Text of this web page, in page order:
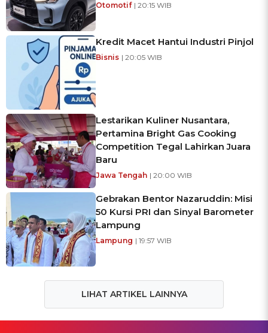
Otomotif | 20:15 WIB
Kredit Macet Hantui Industri Pinjol
Bisnis | 20:05 WIB
Lestarikan Kuliner Nusantara,
Pertamina Bright Gas Cooking
Competition Tegal Lahirkan Juara
Baru
Jawa Tengah | 20:00 WIB
Gebrakan Bentor Nazaruddin: Misi
50 Kursi PRI dan Sinyal Barometer
Lampung
Lampung | 19:57 WIB
LIHAT ARTIKEL LAINNYA